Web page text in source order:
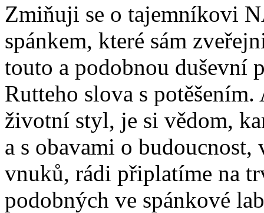
Zmiňuji se o tajemníkovi
spánkem, které sám
touto a podobnou duševní
Rutteho slova s
životní styl, je si vědom,
a s obavami o
vnuků, rádi připlatíme na
podobných ve spánkové